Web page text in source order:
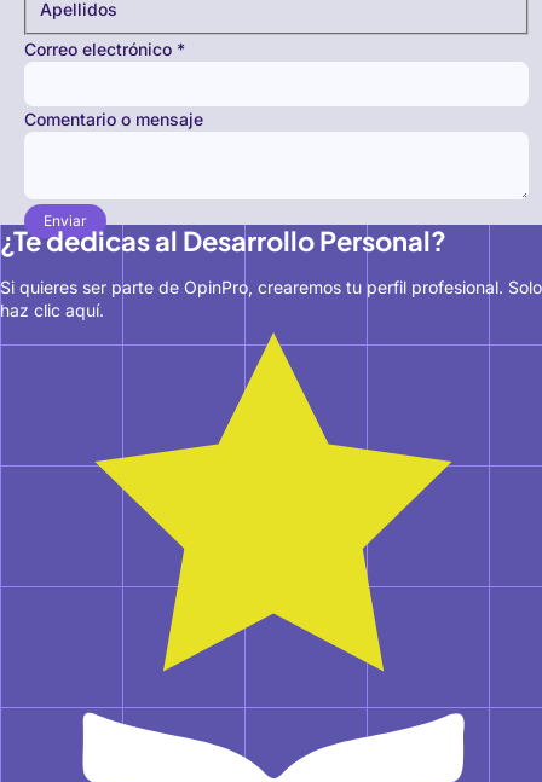
Apellidos
Correo electrónico *
Comentario o mensaje
Enviar
¿Te dedicas al Desarrollo Personal?
Si quieres ser parte de OpinPro, crearemos tu perfil profesional. Solo
haz clic aquí.